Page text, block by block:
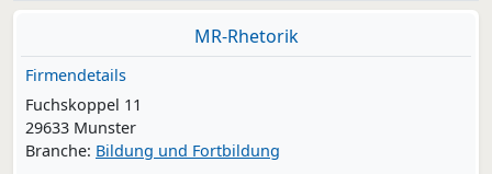
MR-Rhetorik
Firmendetails
Fuchskoppel 11
29633 Munster
Branche: Bildung und Fortbildung